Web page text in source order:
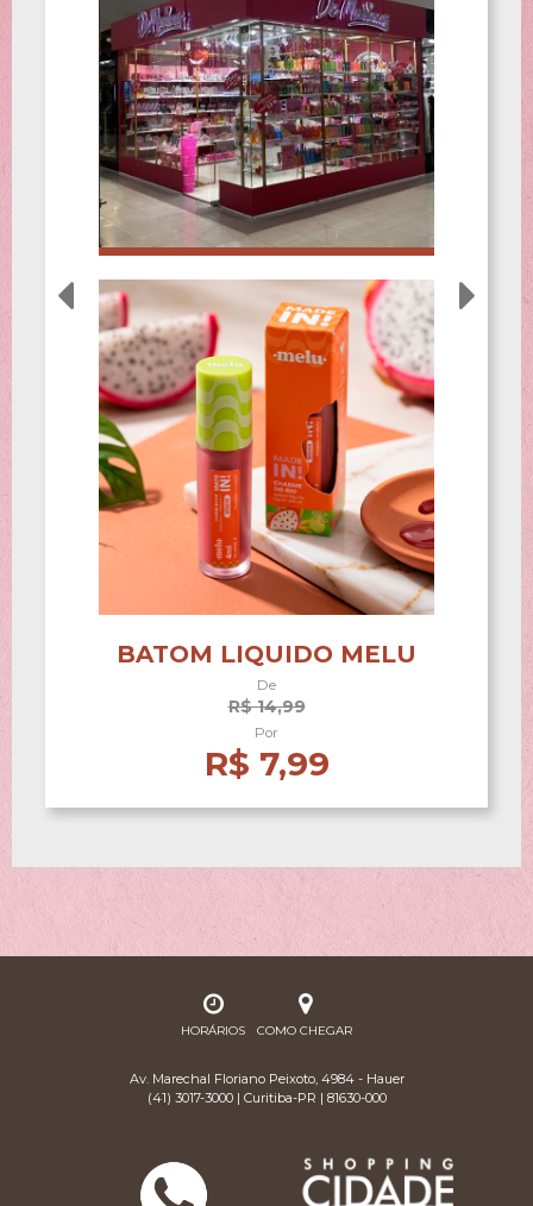
BATOM LIQUIDO MELU
De
R$ 14,99
Por
R$ 7,99
HORÁRIOS COMO CHEGAR
Av. Marechal Floriano Peixoto, 4984 - Hauer
(41) 3017-3000 | Curitiba-PR | 81630-000